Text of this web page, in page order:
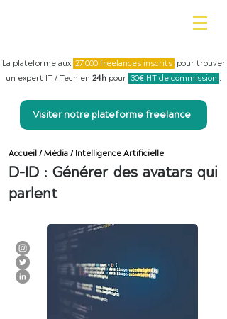
La plateforme aux 27,000 freelances inscrits pour trouver
un expert IT / Tech en 24h pour 30€ HT de commission .
Visiter notre plateforme freelance
Accueil / Média / Intelligence Artificielle
D-ID : Générer des avatars qui
parlent